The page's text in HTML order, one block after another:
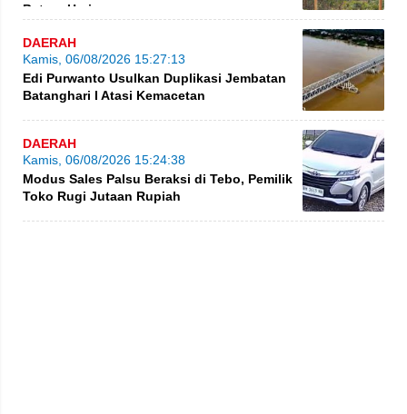
BatangHari
DAERAH
Kamis, 06/08/2026 15:27:13
Edi Purwanto Usulkan Duplikasi Jembatan
Batanghari I Atasi Kemacetan
DAERAH
Kamis, 06/08/2026 15:24:38
Modus Sales Palsu Beraksi di Tebo, Pemilik
Toko Rugi Jutaan Rupiah